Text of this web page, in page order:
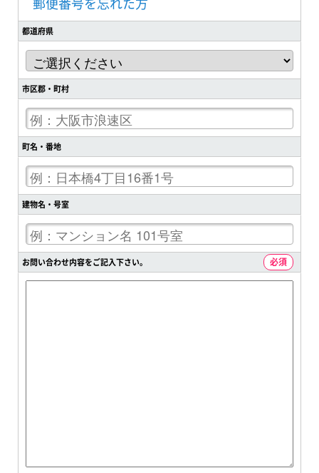
都道府県
市区郡・町村
町名・番地
建物名・号室
お問い合わせ内容をご記入下さい。